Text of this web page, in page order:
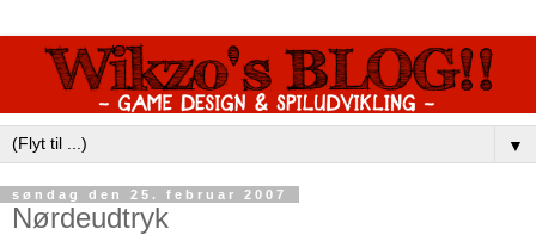
▼
søndag den 25. februar 2007
Nørdeudtryk